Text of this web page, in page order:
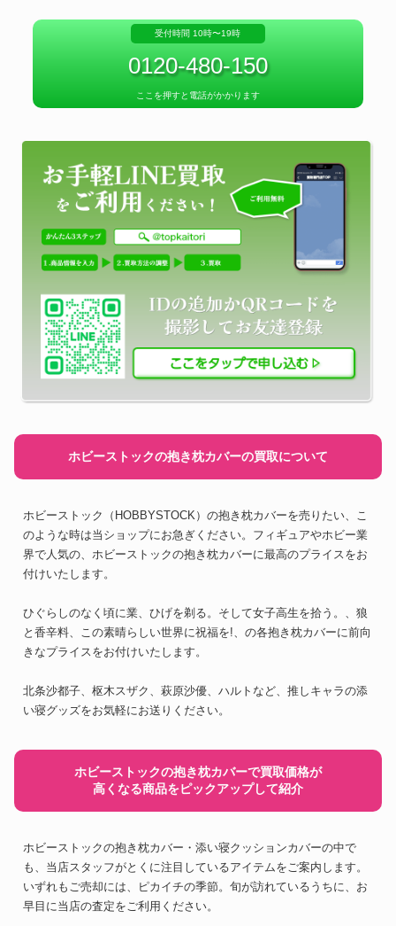
受付時間 10時〜19時
0120-480-150
ここを押すと電話がかかります
ホビーストックの抱き枕カバーの買取について
ホビーストック（HOBBYSTOCK）の抱き枕カバーを売りたい、こ
のような時は当ショップにお急ぎください。フィギュアやホビー業
界で人気の、ホビーストックの抱き枕カバーに最高のプライスをお
付けいたします。
ひぐらしのなく頃に業、ひげを剃る。そして女子高生を拾う。、狼
と香辛料、この素晴らしい世界に祝福を!、の各抱き枕カバーに前向
きなプライスをお付けいたします。
北条沙都子、枢木スザク、萩原沙優、ハルトなど、推しキャラの添
い寝グッズをお気軽にお送りください。
ホビーストックの抱き枕カバーで買取価格が
高くなる商品をピックアップして紹介
ホビーストックの抱き枕カバー・添い寝クッションカバーの中で
も、当店スタッフがとくに注目しているアイテムをご案内します。
いずれもご売却には、ピカイチの季節。旬が訪れているうちに、お
早目に当店の査定をご利用ください。